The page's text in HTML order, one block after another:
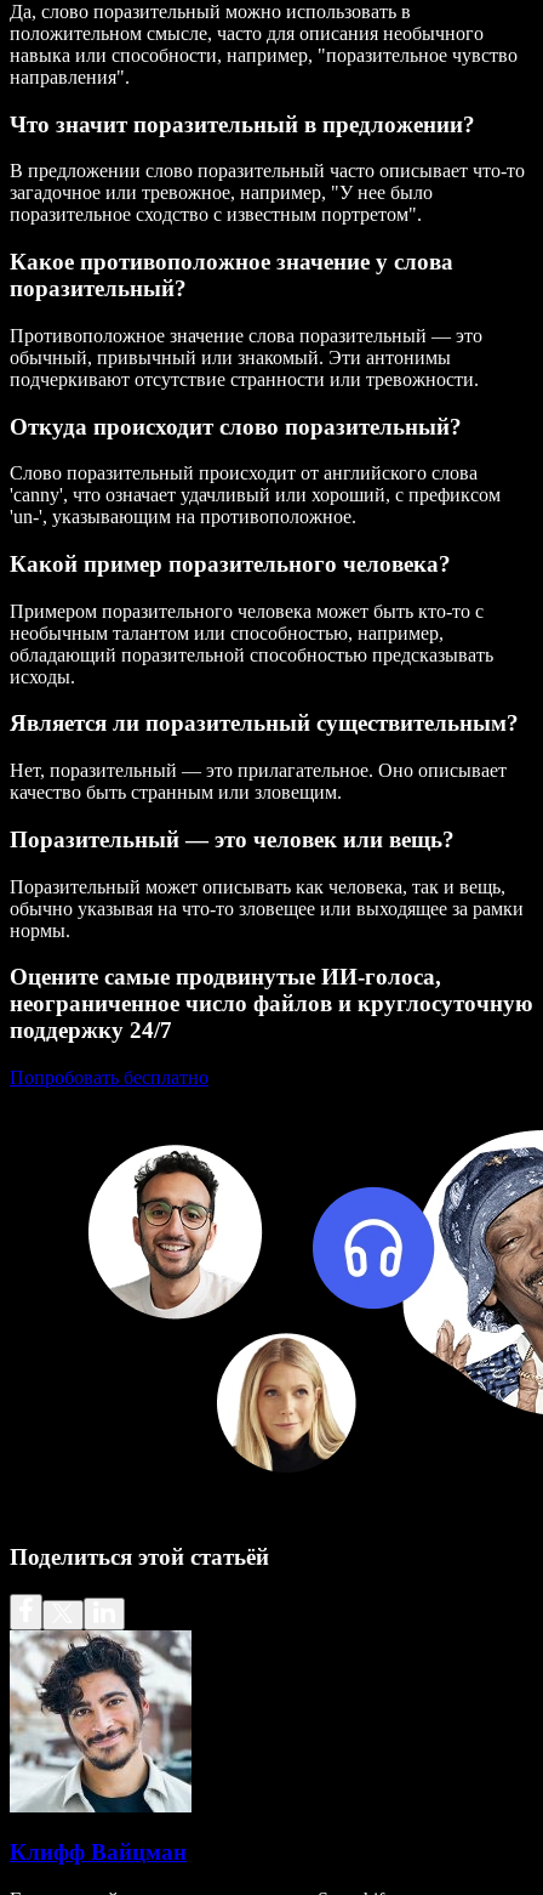
Да, слово поразительный можно использовать в
положительном смысле, часто для описания необычного
навыка или способности, например, "поразительное чувство
направления".
Что значит поразительный в предложении?
В предложении слово поразительный часто описывает что-то
загадочное или тревожное, например, "У нее было
поразительное сходство с известным портретом".
Какое противоположное значение у слова
поразительный?
Противоположное значение слова поразительный — это
обычный, привычный или знакомый. Эти антонимы
подчеркивают отсутствие странности или тревожности.
Откуда происходит слово поразительный?
Слово поразительный происходит от английского слова
'canny', что означает удачливый или хороший, с префиксом
'un-', указывающим на противоположное.
Какой пример поразительного человека?
Примером поразительного человека может быть кто-то с
необычным талантом или способностью, например,
обладающий поразительной способностью предсказывать
исходы.
Является ли поразительный существительным?
Нет, поразительный — это прилагательное. Оно описывает
качество быть странным или зловещим.
Поразительный — это человек или вещь?
Поразительный может описывать как человека, так и вещь,
обычно указывая на что-то зловещее или выходящее за рамки
нормы.
Оцените самые продвинутые ИИ‑голоса,
неограниченное число файлов и круглосуточную
поддержку 24/7
Попробовать бесплатно
Поделиться этой статьёй
Клифф Вайцман